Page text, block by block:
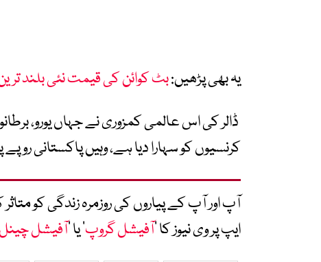
یہ بھی پڑھیں:بٹ کوائن کی قیمت نئی بلند
ڈالر کی اس عالمی کمزوری نے جہاں یورو،
کرنسیوں کو سہارا دیا ہے، وہیں پاکستانی
آپ اور آپ کے پیاروں کی روزمرہ زندگی کو
ایپ پر وی نیوز کا ’آفیشل گروپ‘ یا ’آفیشل